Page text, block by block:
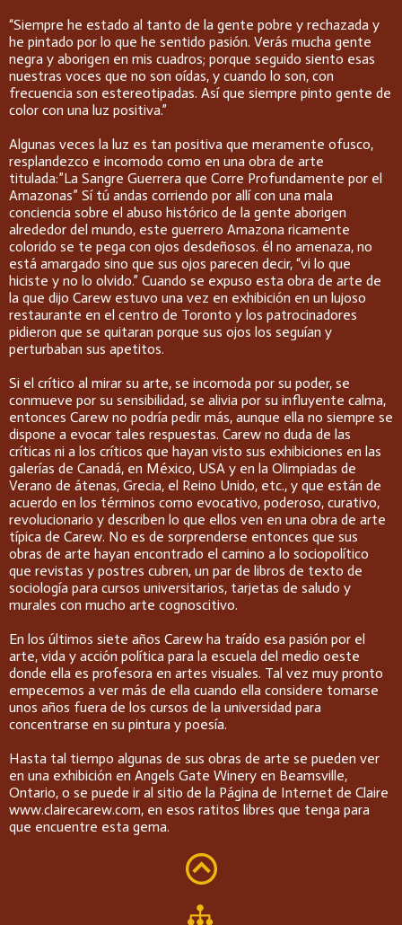
“Siempre he estado al tanto de la gente pobre y rechazada y
he pintado por lo que he sentido pasión. Verás mucha gente
negra y aborigen en mis cuadros; porque seguido siento esas
nuestras voces que no son oídas, y cuando lo son, con
frecuencia son estereotipadas. Así que siempre pinto gente de
color con una luz positiva.”
Algunas veces la luz es tan positiva que meramente ofusco,
resplandezco e incomodo como en una obra de arte
titulada:”La Sangre Guerrera que Corre Profundamente por el
Amazonas” Sí tú andas corriendo por allí con una mala
conciencia sobre el abuso histórico de la gente aborigen
alrededor del mundo, este guerrero Amazona ricamente
colorido se te pega con ojos desdeñosos. él no amenaza, no
está amargado sino que sus ojos parecen decir, “vi lo que
hiciste y no lo olvido.” Cuando se expuso esta obra de arte de
la que dijo Carew estuvo una vez en exhibición en un lujoso
restaurante en el centro de Toronto y los patrocinadores
pidieron que se quitaran porque sus ojos los seguían y
perturbaban sus apetitos.
Si el crítico al mirar su arte, se incomoda por su poder, se
conmueve por su sensibilidad, se alivia por su influyente calma,
entonces Carew no podría pedir más, aunque ella no siempre se
dispone a evocar tales respuestas. Carew no duda de las
críticas ni a los críticos que hayan visto sus exhibiciones en las
galerías de Canadá, en México, USA y en la Olimpiadas de
Verano de átenas, Grecia, el Reino Unido, etc., y que están de
acuerdo en los términos como evocativo, poderoso, curativo,
revolucionario y describen lo que ellos ven en una obra de arte
típica de Carew. No es de sorprenderse entonces que sus
obras de arte hayan encontrado el camino a lo sociopolítico
que revistas y postres cubren, un par de libros de texto de
sociología para cursos universitarios, tarjetas de saludo y
murales con mucho arte cognoscitivo.
En los últimos siete años Carew ha traído esa pasión por el
arte, vida y acción política para la escuela del medio oeste
donde ella es profesora en artes visuales. Tal vez muy pronto
empecemos a ver más de ella cuando ella considere tomarse
unos años fuera de los cursos de la universidad para
concentrarse en su pintura y poesía.
Hasta tal tiempo algunas de sus obras de arte se pueden ver
en una exhibición en Angels Gate Winery en Beamsville,
Ontario, o se puede ir al sitio de la Página de Internet de Claire
www.clairecarew.com, en esos ratitos libres que tenga para
que encuentre esta gema.